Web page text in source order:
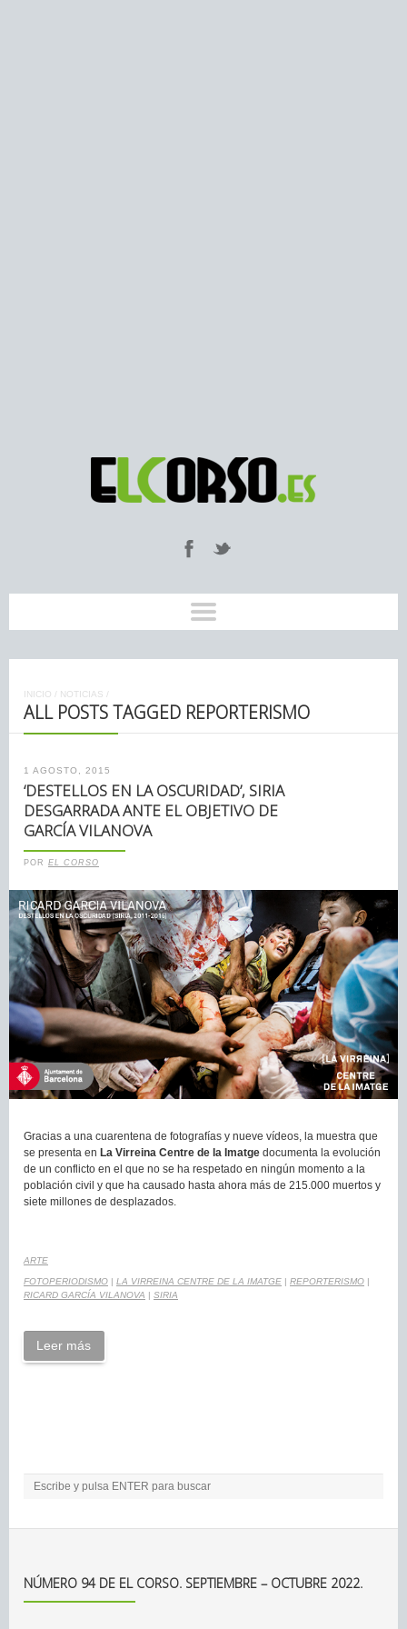
INICIO / NOTICIAS /
ALL POSTS TAGGED REPORTERISMO
1 AGOSTO, 2015
‘DESTELLOS EN LA OSCURIDAD’, SIRIA
DESGARRADA ANTE EL OBJETIVO DE
GARCÍA VILANOVA
POR EL CORSO
Gracias a una cuarentena de fotografías y nueve vídeos, la muestra que
se presenta en La Virreina Centre de la Imatge documenta la evolución
de un conflicto en el que no se ha respetado en ningún momento a la
población civil y que ha causado hasta ahora más de 215.000 muertos y
siete millones de desplazados.
ARTE
FOTOPERIODISMO LA VIRREINA CENTRE DE LA IMATGE REPORTERISMO
RICARD GARCÍA VILANOVA
SIRIA
Leer más
NÚMERO 94 DE EL CORSO. SEPTIEMBRE – OCTUBRE 2022.